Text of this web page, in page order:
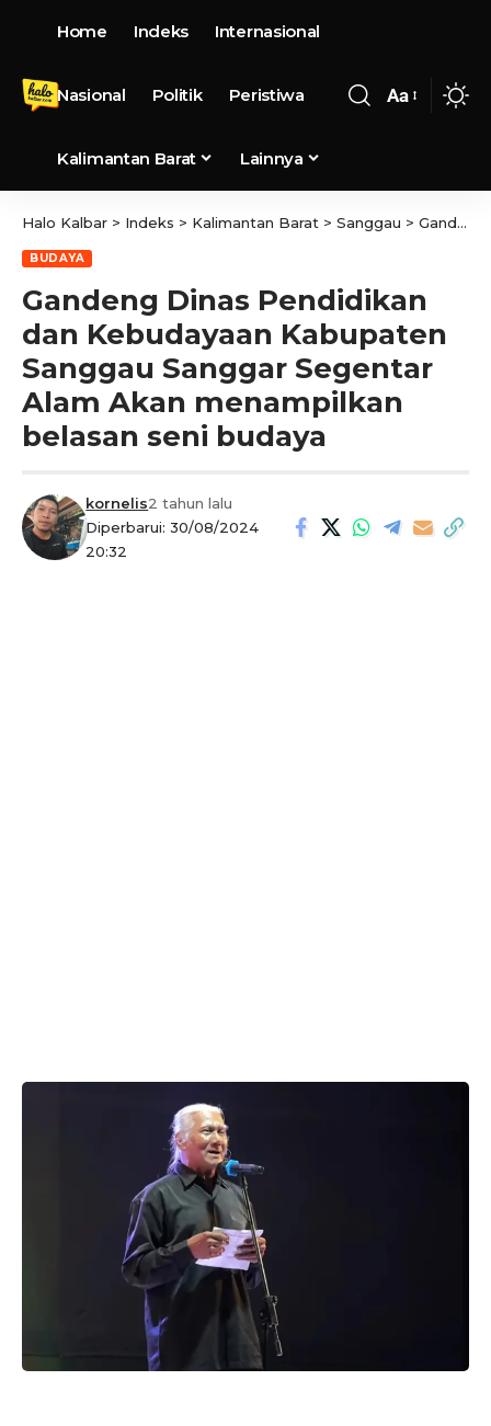
Home Indeks Internasional
Nasional Politik Peristiwa
Kalimantan Barat Lainnya
Aa
Halo Kalbar > Indeks > Kalimantan Barat > Sanggau > Gandeng Dinas Pendidikan dan Kebudayaan Kabupaten Sanggau Sanggar Segentar Alam Akan menampilkan belasan seni budaya
BUDAYA
Gandeng Dinas Pendidikan
dan Kebudayaan Kabupaten
Sanggau Sanggar Segentar
Alam Akan menampilkan
belasan seni budaya
Diperbarui: 30/08/2024
20:32
kornelis2 tahun lalu